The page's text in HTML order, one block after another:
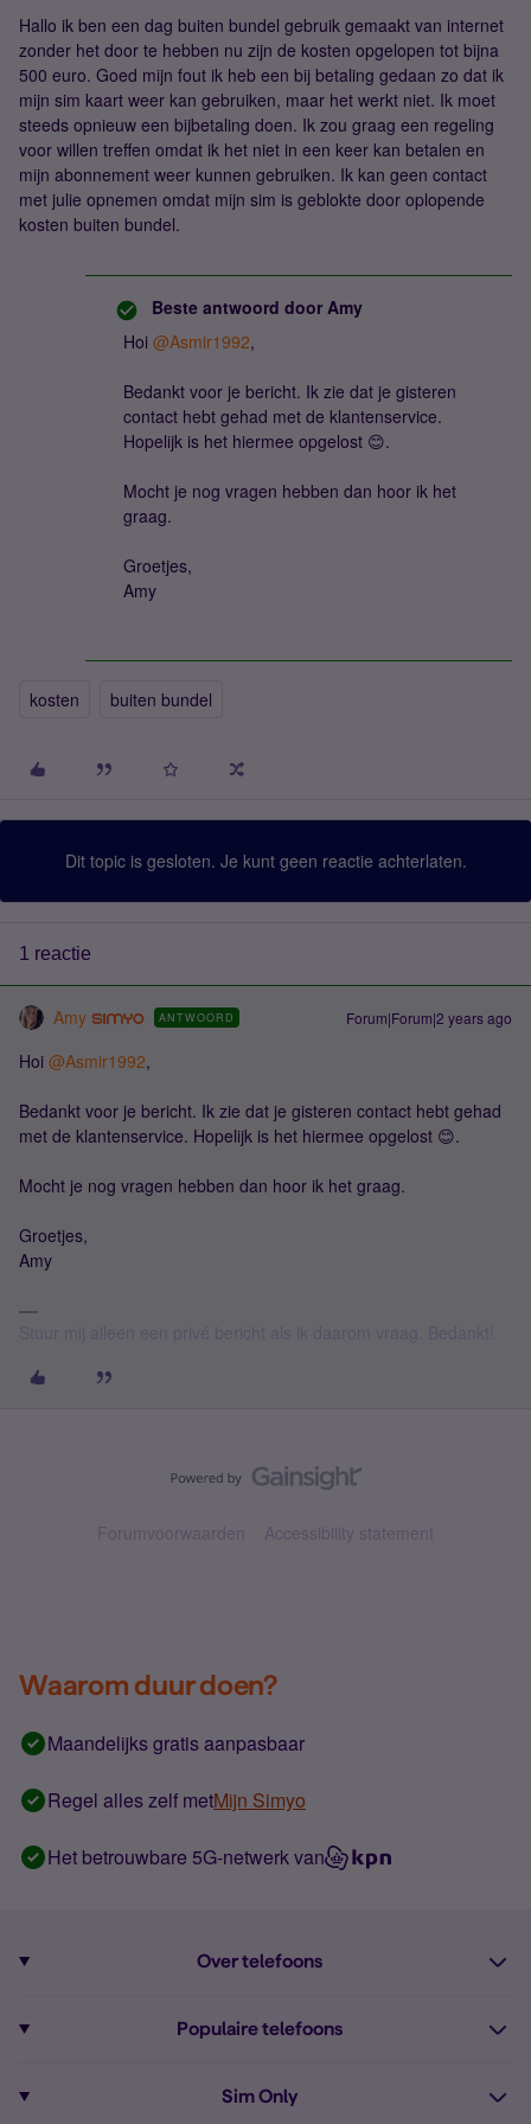
Hallo ik ben een dag buiten bundel gebruik gemaakt van internet
zonder het door te hebben nu zijn de kosten opgelopen tot bijna
500 euro. Goed mijn fout ik heb een bij betaling gedaan zo dat ik
mijn sim kaart weer kan gebruiken, maar het werkt niet. Ik moet
steeds opnieuw een bijbetaling doen. Ik zou graag een regeling
voor willen treffen omdat ik het niet in een keer kan betalen en
mijn abonnement weer kunnen gebruiken. Ik kan geen contact
met julie opnemen omdat mijn sim is geblokte door oplopende
kosten buiten bundel.
Beste antwoord door Amy
Hoi @Asmir1992,
Bedankt voor je bericht. Ik zie dat je gisteren
contact hebt gehad met de klantenservice.
Hopelijk is het hiermee opgelost 😊.
Mocht je nog vragen hebben dan hoor ik het
graag.
Groetjes,
Amy
kosten buiten bundel
Dit topic is gesloten. Je kunt geen reactie achterlaten.
1 reactie
Amy ANTWOORD Forum|Forum|2 years ago
Hoi @Asmir1992,
Bedankt voor je bericht. Ik zie dat je gisteren contact hebt gehad
met de klantenservice. Hopelijk is het hiermee opgelost 😊.
Mocht je nog vragen hebben dan hoor ik het graag.
Groetjes,
Amy
Forumvoorwaarden Accessibility statement
Waarom duur doen?
Maandelijks gratis aanpasbaar
Regel alles zelf metMijn Simyo
Het betrouwbare 5G-netwerk van
Over telefoons
Alle telefoons
Populaire telefoons
Sim Only